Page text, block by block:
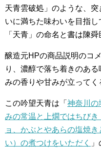
天青雲破処」のような、
いに満ちた味わいを目指し
「天青」の命名と書は陳
醸造元HPの商品説明のコ
り、濃醇で落ち着きのあ
みの香りや甘みが立ってく
この吟望天青は「 神奈川の
みの常温と上燗ではちび
ョ、かぶとやあらの塩焼
い）の煮つけをいただく